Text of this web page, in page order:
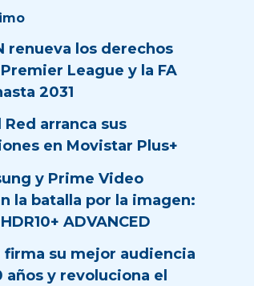
renueva los derechos
League y la FA
2031
Red arranca sus
en Movistar Plus+
y Prime Video
la batalla por la imagen:
ADVANCED
firma su mejor audiencia
años y revoluciona el